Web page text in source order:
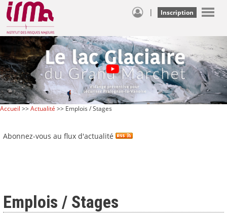
| Inscription
Accueil >>Actualité >> Emplois / Stages
Abonnez-vous au flux d'actualité
Emplois / Stages